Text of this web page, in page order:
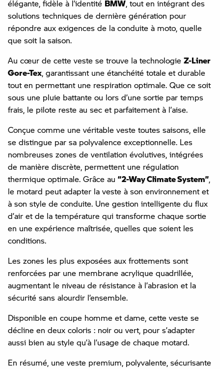
élégante, fidèle à l’identité BMW , tout en intégrant des
solutions techniques de dernière génération pour
répondre aux exigences de la conduite à moto, quelle
que soit la saison.
Au cœur de cette veste se trouve la technologie Z-Liner
Gore-Tex , garantissant une étanchéité totale et durable
tout en permettant une respiration optimale. Que ce soit
sous une pluie battante ou lors d’une sortie par temps
frais, le pilote reste au sec et parfaitement à l’aise.
Conçue comme une véritable veste toutes saisons, elle
se distingue par sa polyvalence exceptionnelle. Les
nombreuses zones de ventilation évolutives, intégrées
de manière discrète, permettent une régulation
thermique optimale. Grâce au “2-Way Climate System”
le motard peut adapter la veste à son environnement et
à son style de conduite. Une gestion intelligente du flux
d’air et de la température qui transforme chaque sortie
en une expérience maîtrisée, quelles que soient les
conditions.
Les zones les plus exposées aux frottements sont
renforcées par une membrane acrylique quadrillée,
augmentant le niveau de résistance à l’abrasion et la
sécurité sans alourdir l’ensemble.
Disponible en coupe homme et dame, cette veste se
décline en deux coloris : noir ou vert, pour s’adapter
aussi bien au style qu’à l’usage de chaque motard.
En résumé, une veste premium, polyvalente, sécurisante